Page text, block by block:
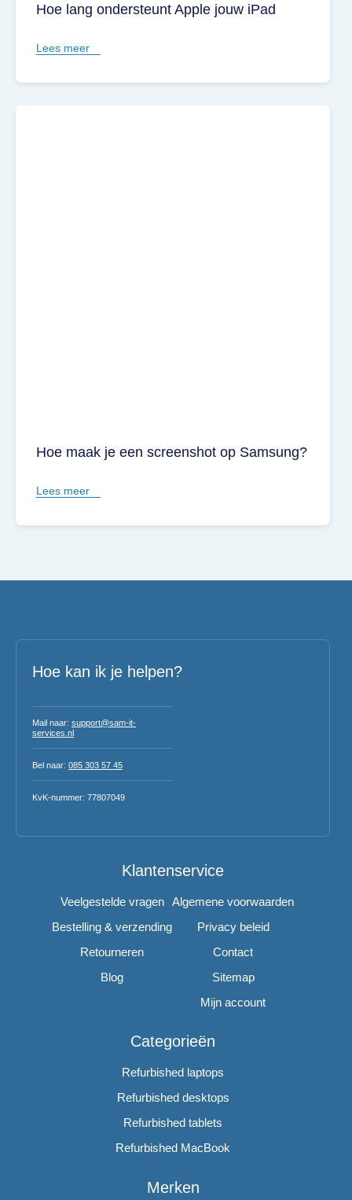
Hoe lang ondersteunt Apple jouw iPad
Lees meer
Hoe maak je een screenshot op Samsung?
Lees meer
Hoe kan ik je helpen?
Mail naar: support@sam-it-
services.nl
Bel naar: 085 303 57 45
KvK-nummer: 77807049
Klantenservice
Veelgestelde vragen
Bestelling & verzending
Retourneren
Blog
Algemene voorwaarden
Privacy beleid
Contact
Sitemap
Mijn account
Categorieën
Refurbished laptops
Refurbished desktops
Refurbished tablets
Refurbished MacBook
Merken